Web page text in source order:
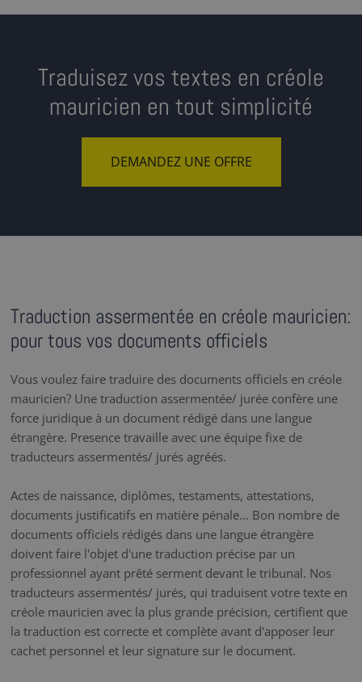
Traduisez vos textes en créole
mauricien en tout simplicité
DEMANDEZ UNE OFFRE
Traduction assermentée en créole mauricien:
pour tous vos documents officiels
Vous voulez faire traduire des documents officiels en créole
mauricien? Une traduction assermentée/ jurée confère une
force juridique à un document rédigé dans une langue
étrangère. Presence travaille avec une équipe fixe de
traducteurs assermentés/ jurés agréés.
Actes de naissance, diplômes, testaments, attestations,
documents justificatifs en matière pénale… Bon nombre de
documents officiels rédigés dans une langue étrangère
doivent faire l'objet d'une traduction précise par un
professionnel ayant prêté serment devant le tribunal. Nos
traducteurs assermentés/ jurés, qui traduisent votre texte en
créole mauricien avec la plus grande précision, certifient que
la traduction est correcte et complète avant d'apposer leur
cachet personnel et leur signature sur le document.